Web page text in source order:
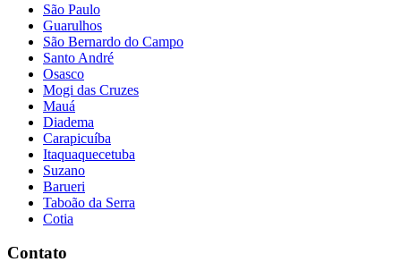
São Paulo
Guarulhos
São Bernardo do Campo
Santo André
Osasco
Mogi das Cruzes
Mauá
Diadema
Carapicuíba
Itaquaquecetuba
Suzano
Barueri
Taboão da Serra
Cotia
Contato